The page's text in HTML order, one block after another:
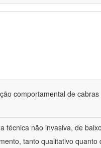
comportamental de cabras
técnica não invasiva, de
tanto qualitativo quanto